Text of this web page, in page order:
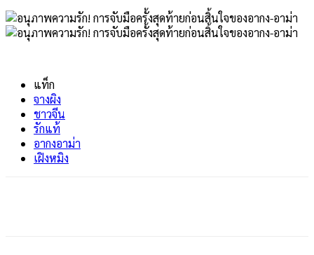
แท็ก
จางผิง
ชาวจีน
รักแท้
อากงอาม่า
เฝิงหมิง